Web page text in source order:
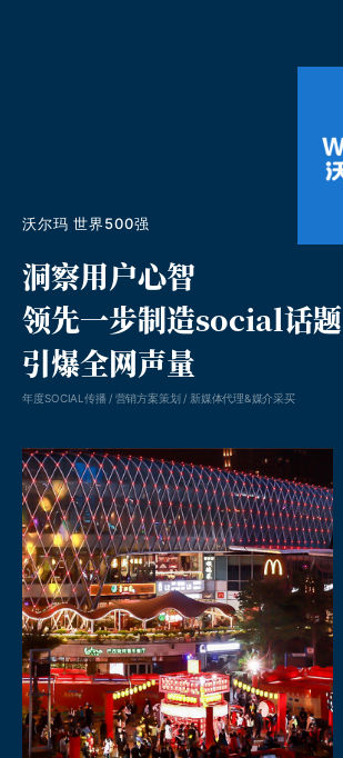
沃尔玛 世界500强
洞察用户心智
领先一步制造social话题
引爆全网声量
年度SOCIAL传播 / 营销方案策划 / 新媒体代理&媒介采买